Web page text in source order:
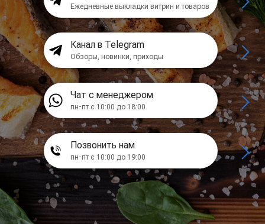
Ежедневные выкладки витрин и товаров
Канал в Telegram
Обзоры, новинки, приходы
Чат с менеджером
пн-пт с 10:00 до 18:00
Позвонить нам
пн-пт с 10:00 до 19:00